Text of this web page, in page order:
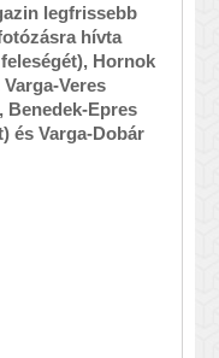
legfrissebb
hívta
Hornok
Veres
Benedek-Epres
és Varga-Dobár